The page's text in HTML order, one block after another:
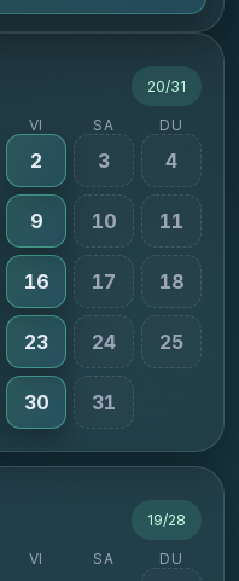
20/31
VI SA DU
2 3 4
9 10 11
16 17 18
23 24 25
30 31
19/28
VI SA DU